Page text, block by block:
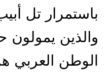
باستمرار تل
والذين
الوطن العربي